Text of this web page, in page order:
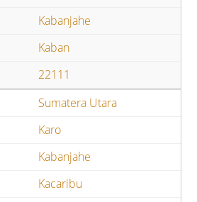
Kabanjahe
Kaban
22111
Sumatera Utara
Karo
Kabanjahe
Kacaribu